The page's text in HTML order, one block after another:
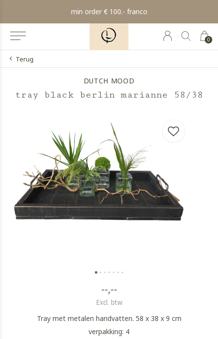
0
min order € 100.- franco
Terug
DUTCH MOOD
tray black berlin marianne 58/38
--,--
Excl. btw
Tray met metalen handvatten. 58 x 38 x 9 cm
verpakking: 4